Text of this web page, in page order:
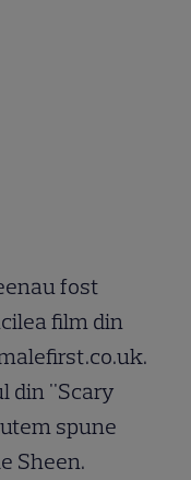
fost
film din
din "Scary
spune
Sheen.